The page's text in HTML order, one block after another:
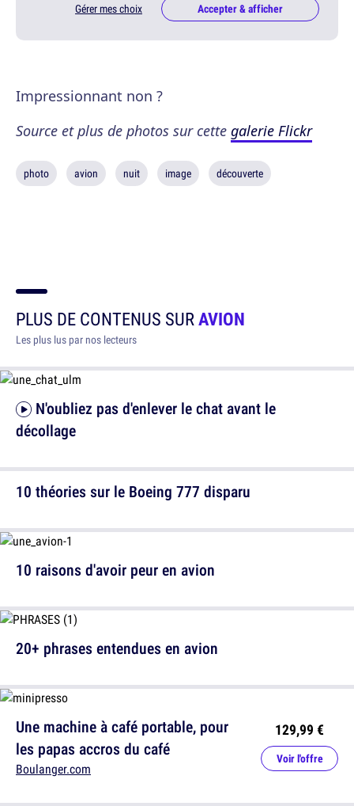
Gérer mes choix Accepter & afficher
Impressionnant non ?
Source et plus de photos sur cette galerie Flickr
photo avion nuit image découverte
PLUS DE CONTENUS SURAVION
Les plus lus par nos lecteurs
décollage
10 raisons d'avoir peur en avion
Une machine à café portable, pour
les papas accros du café
Boulanger.com
129,99 €
Voir l'offre
10 théories sur le Boeing 777 disparu
20+ phrases entendues en avion